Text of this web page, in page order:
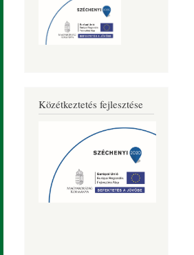
Közétkeztetés fejlesztése